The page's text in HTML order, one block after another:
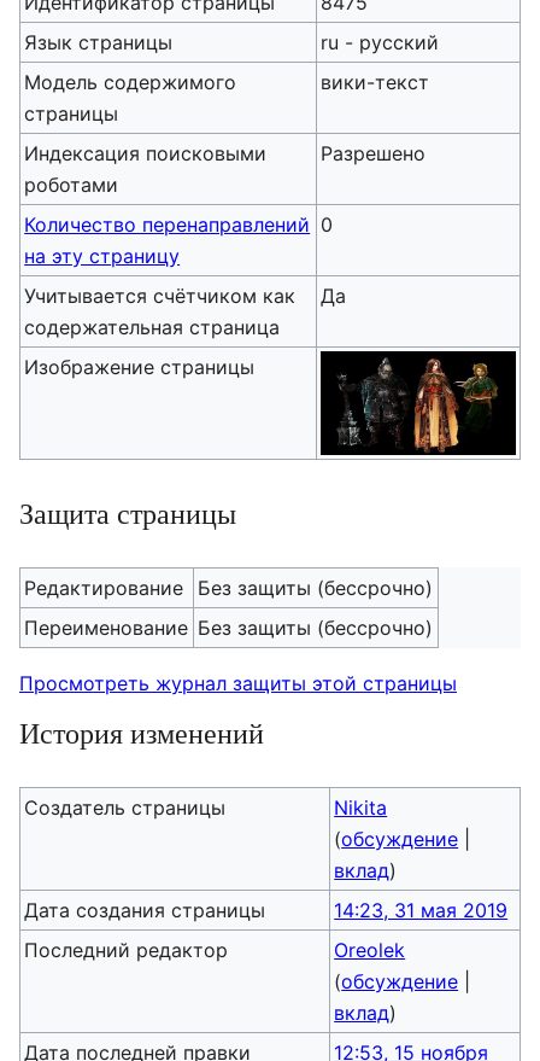
Язык страницы
ru - русский
Модель содержимого
страницы
вики-текст
Индексация поисковыми
роботами
Разрешено
Количество перенаправлений
на эту страницу
0
Учитывается счётчиком как
содержательная страница
Да
Изображение страницы
Защита страницы
Редактирование
Без защиты (бессрочно)
Переименование Без защиты (бессрочно)
Просмотреть журнал защиты этой страницы
История изменений
Создатель страницы
Nikita
(обсуждение
вклад)
Дата создания страницы
14:23, 31 мая 2019
Последний редактор
Oreolek
(обсуждение
вклад)
Дата последней правки
12:53, 15 ноября